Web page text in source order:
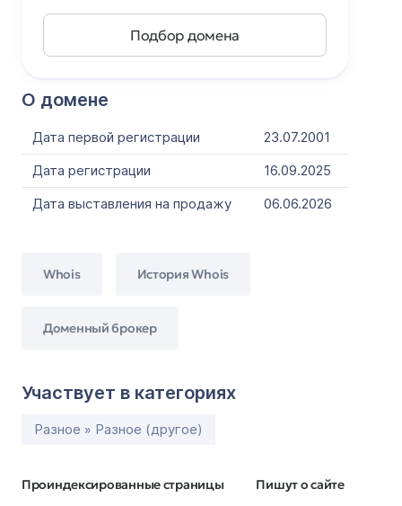
О домене
Дата первой регистрации
23.07.2001
Дата регистрации
16.09.2025
Дата выставления на продажу
06.06.2026
Whois История Whois
Доменный брокер
Участвует в категориях
Разное » Разное (другое)
Проиндексированные страницы Пишут о сайте
Подбор домена